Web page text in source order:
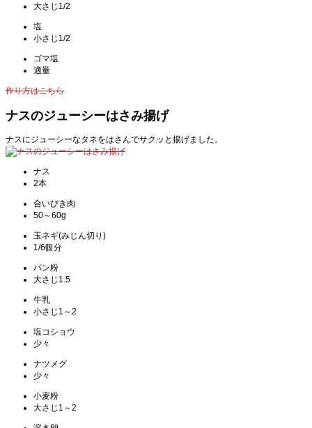
大さじ1/2
塩
小さじ1/2
ゴマ塩
適量
作り方はこちら
ナスのジューシーはさみ揚げ
ナスにジューシーなタネをはさんでサクッと揚げました。
ナス
2本
合いびき肉
50～60g
玉ネギ(みじん切り)
1/6個分
パン粉
大さじ1.5
牛乳
小さじ1～2
塩コショウ
少々
ナツメグ
少々
小麦粉
大さじ1～2